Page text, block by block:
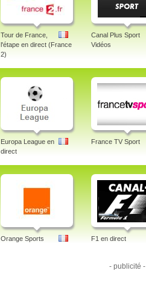
Tour de France,
l'étape en direct (France
2)
Canal Plus Sport
Vidéos
Europa League en
direct
France TV Sport
Orange Sports F1 en direct
- publicité -